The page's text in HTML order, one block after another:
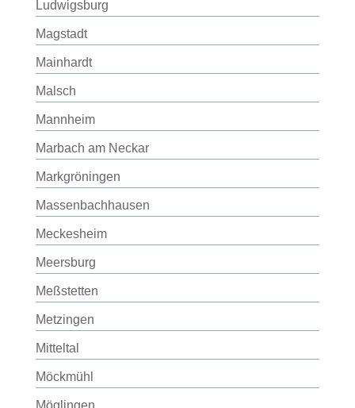
Ludwigsburg
Magstadt
Mainhardt
Malsch
Mannheim
Marbach am Neckar
Markgröningen
Massenbachhausen
Meckesheim
Meersburg
Meßstetten
Metzingen
Mitteltal
Möckmühl
Möglingen